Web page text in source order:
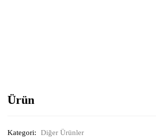
Ürün
Kategori: Diğer Ürünler